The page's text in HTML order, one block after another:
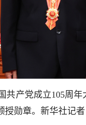
产党成立105周年
授勋章。新华社记